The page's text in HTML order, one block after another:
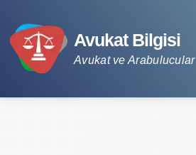
Avukat Bilgisi
Avukat ve Arabulucular